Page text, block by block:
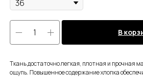
В
Ткань достаточно легкая, плотная и прочная
ощупь. Повышенное содержание хлопка